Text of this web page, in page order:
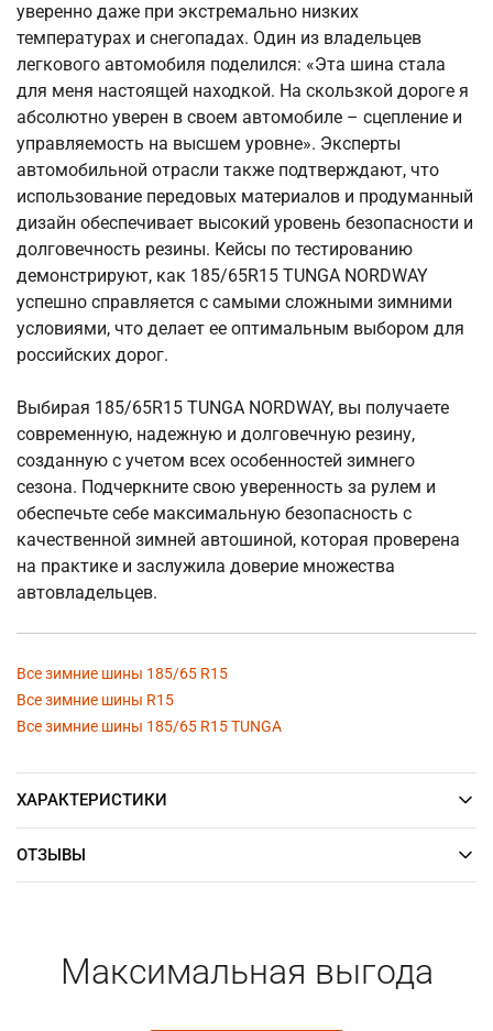
уверенно даже при экстремально низких
температурах и снегопадах. Один из владельцев
легкового автомобиля поделился: «Эта шина стала
для меня настоящей находкой. На скользкой дороге я
абсолютно уверен в своем автомобиле – сцепление и
управляемость на высшем уровне». Эксперты
автомобильной отрасли также подтверждают, что
использование передовых материалов и продуманный
дизайн обеспечивает высокий уровень безопасности и
долговечность резины. Кейсы по тестированию
демонстрируют, как 185/65R15 TUNGA NORDWAY
успешно справляется с самыми сложными зимними
условиями, что делает ее оптимальным выбором для
российских дорог.
Выбирая 185/65R15 TUNGA NORDWAY, вы получаете
современную, надежную и долговечную резину,
созданную с учетом всех особенностей зимнего
сезона. Подчеркните свою уверенность за рулем и
обеспечьте себе максимальную безопасность с
качественной зимней автошиной, которая проверена
на практике и заслужила доверие множества
автовладельцев.
Все зимние шины 185/65 R15
Все зимние шины R15
Все зимние шины 185/65 R15 TUNGA
ХАРАКТЕРИСТИКИ
ОТЗЫВЫ
Максимальная выгода